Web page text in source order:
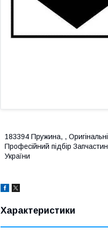
183394 Пружина, , Оригінальні
Професійний підбір
України
Характеристики